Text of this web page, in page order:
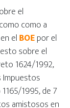
el
como a
el BOEpor el
sobre el
1624/1992,
Impuestos
1995, de 7
amistosos en